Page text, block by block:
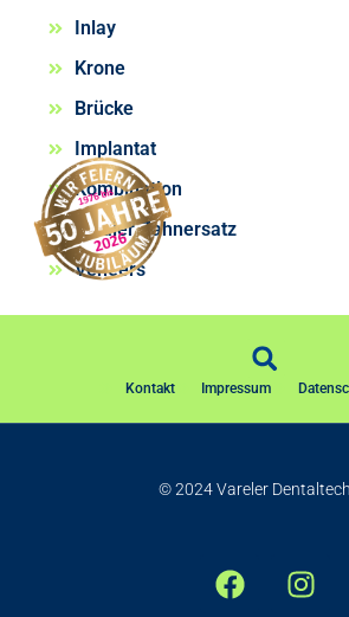
Inlay
Krone
Brücke
Implantat
Kombination
Totaler Zahnersatz
Veneers
Kontakt Impressum
© 2024 Vareler